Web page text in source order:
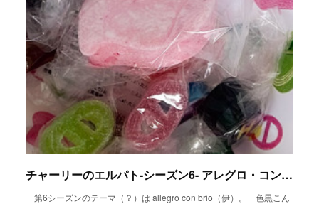
チャーリーのエルパト-シーズン6- アレグロ・コン・ブリオ
第6シーズンのテーマ（？）は allegro con brio（伊）。 色黒こん